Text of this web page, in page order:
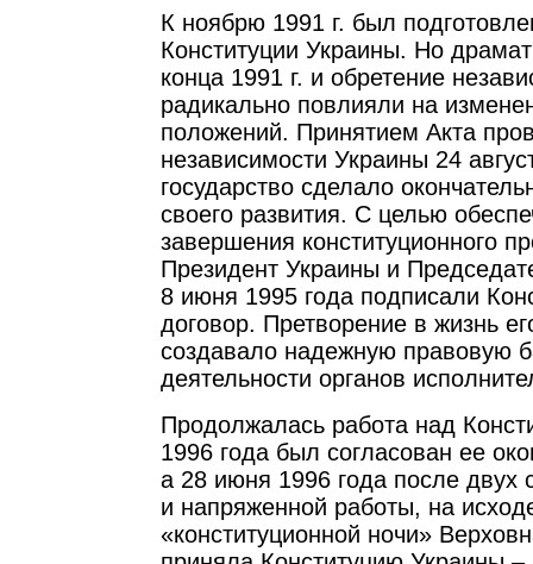
К ноябрю 1991 г. был
Конституции Украины. Но
конца 1991 г. и обретение
радикально повлияли на
положений. Принятием Акта
независимости Украины 24
государство сделало
своего развития. С целью
завершения конституционного
Президент Украины и
8 июня 1995 года подписали
договор. Претворение в жизнь
создавало надежную правовую
деятельности органов
Продолжалась работа над
1996 года был согласован ее
а 28 июня 1996 года после двух
и напряженной работы, на
«конституционной ночи»